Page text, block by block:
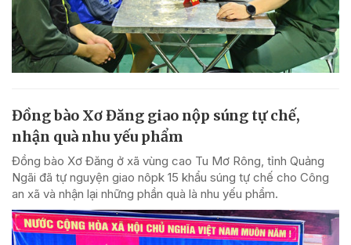
Đồng bào Xơ Đăng giao nộp súng tự chế,
nhận quà nhu yếu phẩm
Đồng bào Xơ Đăng ở xã vùng cao Tu Mơ Rông, tỉnh Quảng
Ngãi đã tự nguyện giao nôpk 15 khẩu súng tự chế cho Công
an xã và nhận lại những phần quà là nhu yếu phẩm.